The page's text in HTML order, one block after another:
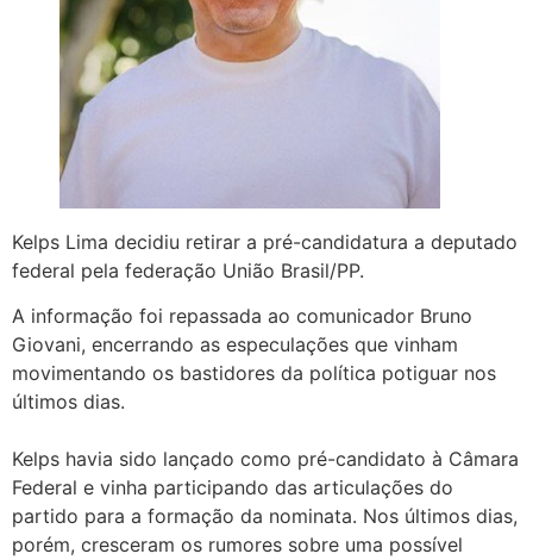
Kelps Lima decidiu retirar a pré-candidatura a deputado
federal pela federação União Brasil/PP.
A informação foi repassada ao comunicador Bruno
Giovani, encerrando as especulações que vinham
movimentando os bastidores da política potiguar nos
últimos dias.
Kelps havia sido lançado como pré-candidato à Câmara
Federal e vinha participando das articulações do
partido para a formação da nominata. Nos últimos dias,
porém, cresceram os rumores sobre uma possível